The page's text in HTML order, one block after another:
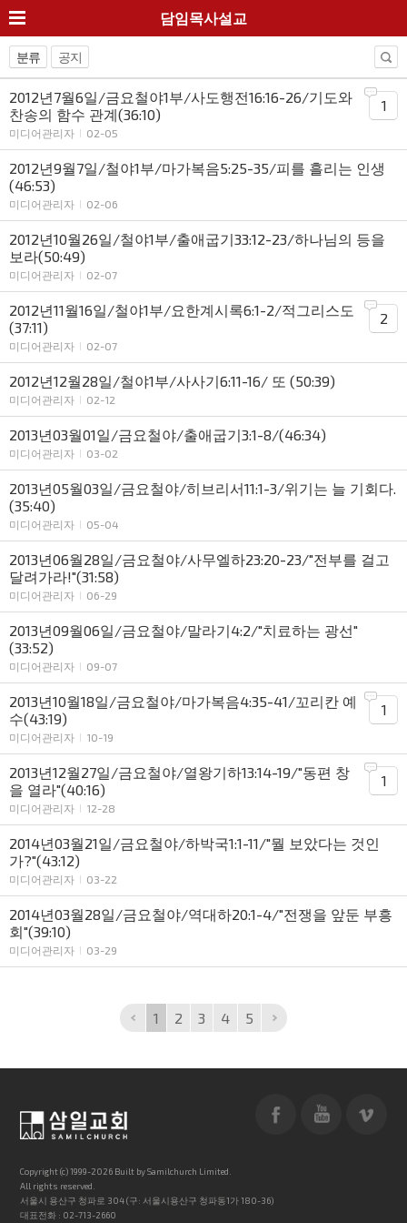
담임목사설교
분류 공지
2012년7월6일/금요철야1부/사도행전16:16-26/기도와
찬송의 함수 관계(36:10)
미디어관리자 02-05
1
2012년9월7일/철야1부/마가복음5:25-35/피를 흘리는 인생
(46:53)
미디어관리자 02-06
2012년10월26일/철야1부/출애굽기33:12-23/하나님의 등을
보라(50:49)
미디어관리자 02-07
2012년11월16일/철야1부/요한계시록6:1-2/적그리스도
(37:11)
미디어관리자 02-07
2
2012년12월28일/철야1부/사사기6:11-16/ 또 (50:39)
미디어관리자 02-12
2013년03월01일/금요철야/출애굽기3:1-8/(46:34)
미디어관리자 03-02
2013년05월03일/금요철야/히브리서11:1-3/위기는 늘 기회다.
(35:40)
미디어관리자 05-04
2013년06월28일/금요철야/사무엘하23:20-23/"전부를 걸고
달려가라!"(31:58)
미디어관리자 06-29
2013년09월06일/금요철야/말라기4:2/"치료하는 광선"
(33:52)
미디어관리자 09-07
2013년10월18일/금요철야/마가복음4:35-41/꼬리칸 예
수(43:19)
미디어관리자 10-19
1
2013년12월27일/금요철야/열왕기하13:14-19/"동편 창
을 열라"(40:16)
미디어관리자 12-28
1
2014년03월21일/금요철야/하박국1:1-11/"뭘 보았다는 것인
가?"(43:12)
미디어관리자 03-22
2014년03월28일/금요철야/역대하20:1-4/"전쟁을 앞둔 부흥
회"(39:10)
미디어관리자 03-29
1 2 3 4 5
Copyright (c) 1999-2026 Built by Samilchurch Limited.
All rights reserved.
서울시 용산구 청파로 304 (구: 서울시용산구 청파동1가 180-36)
대표전화 : 02-713-2660